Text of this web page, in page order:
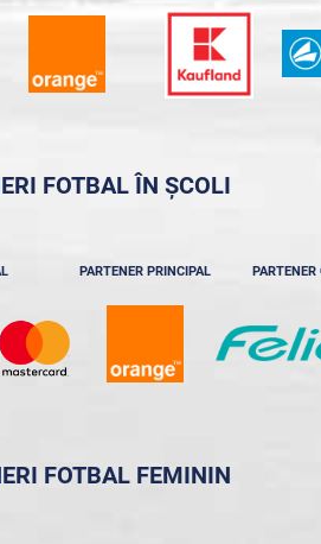
FOTBAL ÎN ȘCOLI
PARTENER PRINCIPAL PARTENER
FOTBAL FEMININ